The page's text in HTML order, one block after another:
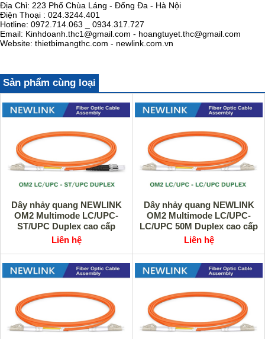
Địa Chỉ: 223 Phố Chùa Láng - Đống Đa - Hà Nội
Điện Thoại : 024.3244.401
Hotline: 0972.714.063 _ 0934.317.727
Email: Kinhdoanh.thc1@gmail.com - hoangtuyet.thc@gmail.com
Website: thietbimangthc.com - newlink.com.vn
Sản phẩm cùng loại
Dây nhảy quang NEWLINK
OM2 Multimode LC/UPC-
ST/UPC Duplex cao cấp
Liên hệ
Dây nhảy quang NEWLINK
OM2 Multimode LC/UPC-
LC/UPC 50M Duplex cao cấp
Liên hệ